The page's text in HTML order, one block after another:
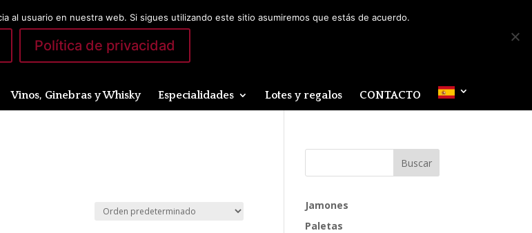
Mi cuenta 0 elementos
Vinos, Ginebras y Whisky Especialidades Lotes y regalos CONTACTO
Jamones
Paletas
al usuario en nuestra web. Si sigues utilizando este sitio asumiremos que estás de acuerdo.
Política de privacidad